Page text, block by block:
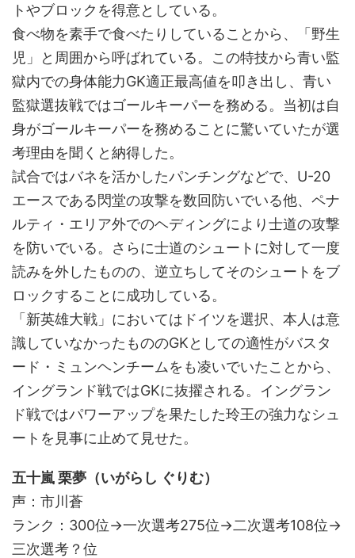
トやブロックを得意としている。
食べ物を素手で食べたりしていることから、「野生
児」と周囲から呼ばれている。この特技から青い監
獄内での身体能力GK適正最高値を叩き出し、青い
監獄選抜戦ではゴールキーパーを務める。当初は自
身がゴールキーパーを務めることに驚いていたが選
考理由を聞くと納得した。
試合ではバネを活かしたパンチングなどで、U-20
エースである閃堂の攻撃を数回防いでいる他、ペナ
ルティ・エリア外でのヘディングにより士道の攻撃
を防いでいる。さらに士道のシュートに対して一度
読みを外したものの、逆立ちしてそのシュートをブ
ロックすることに成功している。
「新英雄大戦」においてはドイツを選択、本人は意
識していなかったもののGKとしての適性がバスタ
ード・ミュンヘンチームをも凌いでいたことから、
イングランド戦ではGKに抜擢される。イングラン
ド戦ではパワーアップを果たした玲王の強力なシュ
ートを見事に止めて見せた。
五十嵐 栗夢（いがらし ぐりむ）
声：市川蒼
ランク：300位→一次選考275位→二次選考108位→
三次選考？位